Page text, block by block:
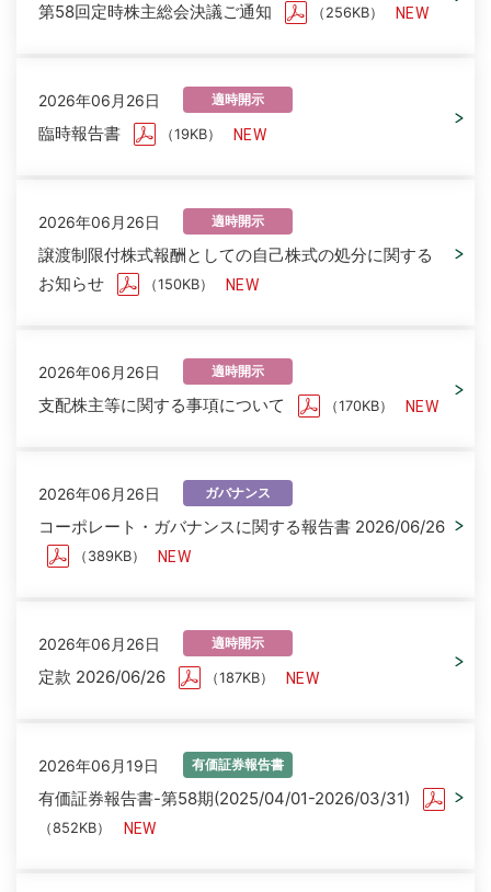
第58回定時株主総会決議ご通知 （256KB）
2026年06月26日 適時開示
臨時報告書 （19KB）
2026年06月26日 適時開示
譲渡制限付株式報酬としての自己株式の処分に関する
お知らせ
（150KB）
2026年06月26日 適時開示
支配株主等に関する事項について （170KB）
2026年06月26日 ガバナンス
コーポレート・ガバナンスに関する報告書 2026/06/26
（389KB）
2026年06月26日 適時開示
定款 2026/06/26 （187KB）
2026年06月19日 有価証券報告書
有価証券報告書-第58期(2025/04/01-2026/03/31)
（852KB）